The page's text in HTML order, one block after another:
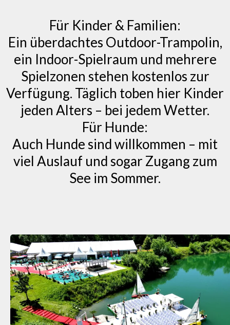
Für Kinder & Familien:
Ein überdachtes Outdoor-Trampolin,
ein Indoor-Spielraum und mehrere
Spielzonen stehen kostenlos zur
Verfügung. Täglich toben hier Kinder
jeden Alters – bei jedem Wetter.
Für Hunde:
Auch Hunde sind willkommen – mit
viel Auslauf und sogar Zugang zum
See im Sommer.